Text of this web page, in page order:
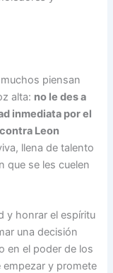
piensan
alta: no le des a
inmediata por el
Leon
llena de talento
que se les cuelen
y honrar el espíritu
una decisión
en el poder de los
y promete